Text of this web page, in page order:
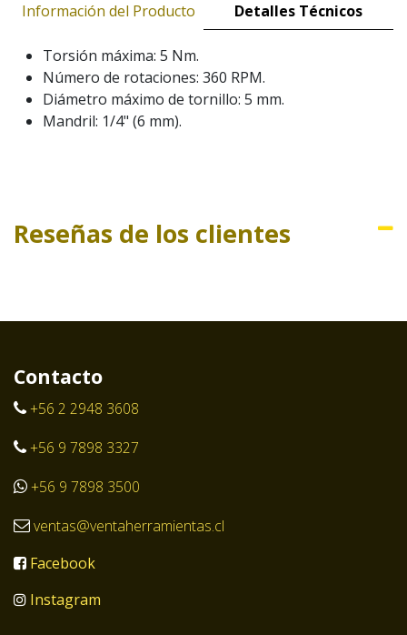
Información del Producto Detalles Técnicos
Torsión máxima: 5 Nm.
Número de rotaciones: 360 RPM.
Diámetro máximo de tornillo: 5 mm.
Mandril: 1/4" (6 mm).
Reseñas de los clientes
Contacto
+56 2 2948 3608
+56 9 7898 3327
+56 9 7898 3500
ventas@ventaherramientas.cl
Facebook
Instagram